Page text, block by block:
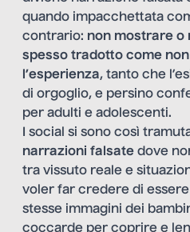
quando impacchettata
contrario: non mostrare o
spesso tradotto come
l’esperienza, tanto che
di orgoglio, e persino
per adulti e adolescenti.
I social si sono così
narrazioni falsate dove
tra vissuto reale e
voler far credere di
stesse immagini dei
coccarde per coprire e